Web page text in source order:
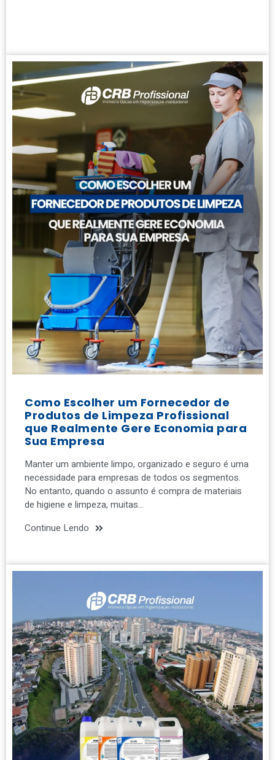
Como Escolher um Fornecedor de
Produtos de Limpeza Profissional
que Realmente Gere Economia para
Sua Empresa
Manter um ambiente limpo, organizado e seguro é uma
necessidade para empresas de todos os segmentos.
No entanto, quando o assunto é compra de materiais
de higiene e limpeza, muitas…
Continue Lendo